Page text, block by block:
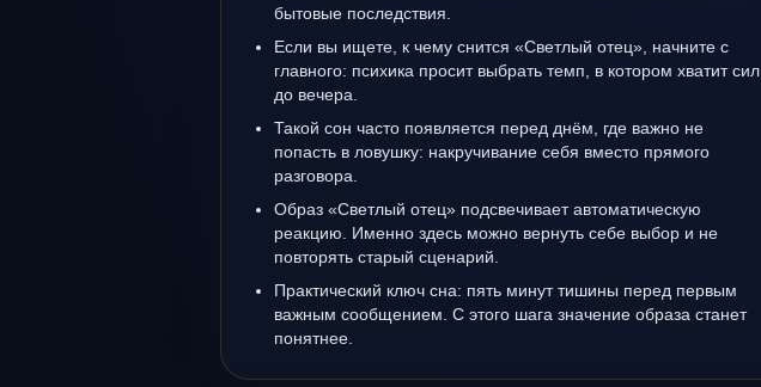
бытовые последствия.
Если вы ищете, к чему снится «Светлый отец», начните с
главного: психика просит выбрать темп, в котором хватит сил
до вечера.
Такой сон часто появляется перед днём, где важно не
попасть в ловушку: накручивание себя вместо прямого
разговора.
Образ «Светлый отец» подсвечивает автоматическую
реакцию. Именно здесь можно вернуть себе выбор и не
повторять старый сценарий.
Практический ключ сна: пять минут тишины перед первым
важным сообщением. С этого шага значение образа станет
понятнее.